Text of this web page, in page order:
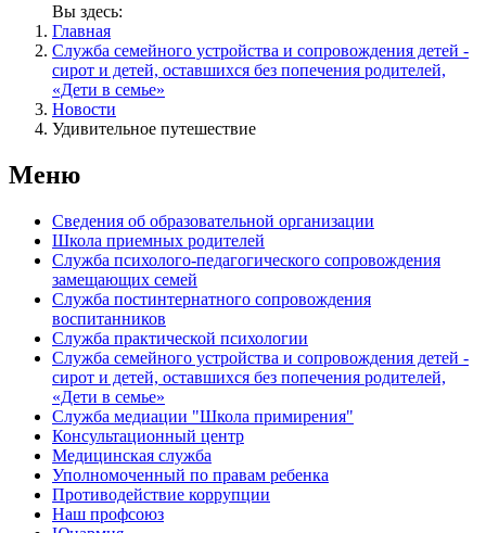
Вы здесь:
Главная
Служба семейного устройства и сопровождения детей -
сирот и детей, оставшихся без попечения родителей,
«Дети в семье»
Новости
Удивительное путешествие
Меню
Сведения об образовательной организации
Школа приемных родителей
Служба психолого-педагогического сопровождения
замещающих семей
Cлужба постинтернатного сопровождения
воспитанников
Служба практической психологии
Служба семейного устройства и сопровождения детей -
сирот и детей, оставшихся без попечения родителей,
«Дети в семье»
Служба медиации "Школа примирения"
Консультационный центр
Медицинская служба
Уполномоченный по правам ребенка
Противодействие коррупции
Наш профсоюз